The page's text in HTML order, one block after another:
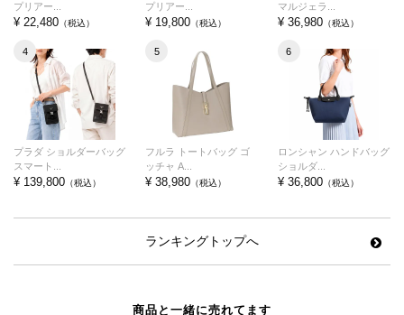
プリアー...
¥ 22,480 （税込）
プリアー...
¥ 19,800 （税込）
マルジェラ...
¥ 36,980（税込）
4
プラダ ショルダーバッグ
スマート...
¥ 139,800 （税込）
5
フルラ トートバッグ ゴ
ッチャ A...
¥ 38,980 （税込）
6
ロンシャン ハンドバッグ
ショルダ...
¥ 36,800（税込）
ランキングトップへ
商品と一緒に売れてます